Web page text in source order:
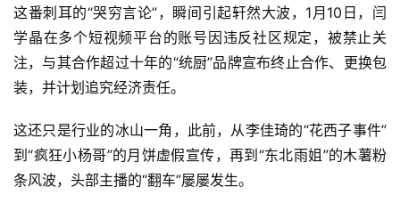
这番刺耳的“哭穷言论”，瞬间引起轩然大波，1月10日，闫
学晶在多个短视频平台的账号因违反社区规定，被禁止关
注，与其合作超过十年的“统厨”品牌宣布终止合作、更换包
装，并计划追究经济责任。
这还只是行业的冰山一角，此前，从李佳琦的“花西子事件”
到“疯狂小杨哥”的月饼虚假宣传，再到“东北雨姐”的木薯粉
条风波，头部主播的“翻车”屡屡发生。